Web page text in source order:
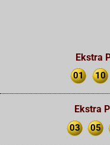
Ekstra
01 10
Ekstra
03 05